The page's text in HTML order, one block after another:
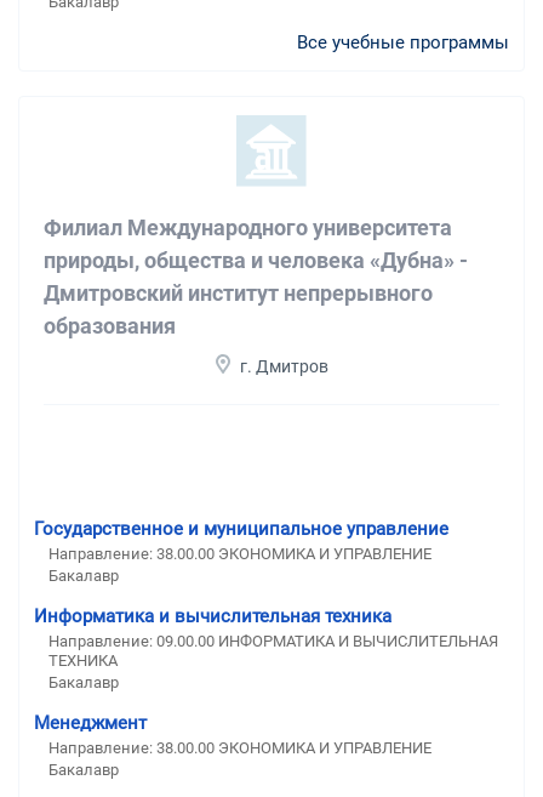
Все учебные программы
Филиал Международного университета
природы, общества и человека «Дубна» -
Дмитровский институт непрерывного
образования
г. Дмитров
Государственное и муниципальное управление
Направление: 38.00.00 ЭКОНОМИКА И УПРАВЛЕНИЕ
Бакалавр
Информатика и вычислительная техника
Направление: 09.00.00 ИНФОРМАТИКА И ВЫЧИСЛИТЕЛЬНАЯ
ТЕХНИКА
Бакалавр
Менеджмент
Направление: 38.00.00 ЭКОНОМИКА И УПРАВЛЕНИЕ
Бакалавр